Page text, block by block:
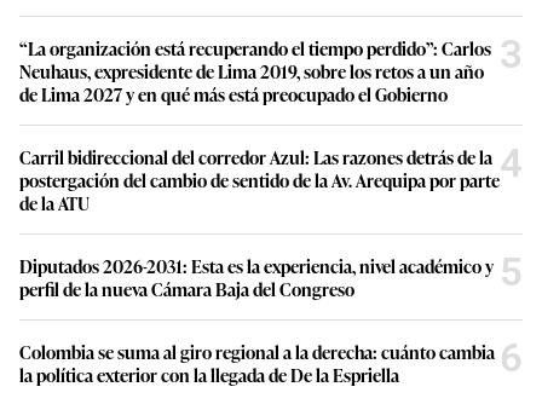
“La organización está recuperando el tiempo perdido”: Carlos
Neuhaus, expresidente de Lima 2019, sobre los retos a un año
de Lima 2027 y en qué más está preocupado el Gobierno
3
Carril bidireccional del corredor Azul: Las razones detrás de la
postergación del cambio de sentido de la Av. Arequipa por parte
de la ATU
4
Diputados 2026-2031: Esta es la experiencia, nivel académico y
perfil de la nueva Cámara Baja del Congreso
5
Colombia se suma al giro regional a la derecha: cuánto cambia
la política exterior con la llegada de De la Espriella
6